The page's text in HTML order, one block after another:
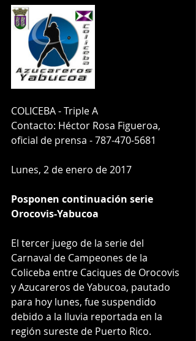
COLICEBA - Triple A
Contacto: Héctor Rosa Figueroa,
oficial de prensa - 787-470-5681
Lunes, 2 de enero de 2017
Posponen continuación serie
Orocovis-Yabucoa
El tercer juego de la serie del
Carnaval de Campeones de la
Coliceba entre Caciques de Orocovis
y Azucareros de Yabucoa, pautado
para hoy lunes, fue suspendido
debido a la lluvia reportada en la
región sureste de Puerto Rico.